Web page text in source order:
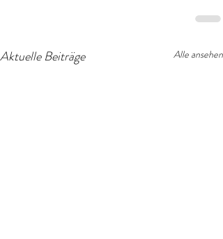
Aktuelle Beiträge Alle ansehen